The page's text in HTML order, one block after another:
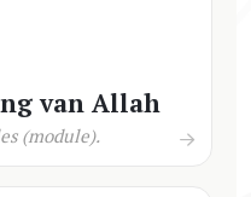
van Allah
(module).